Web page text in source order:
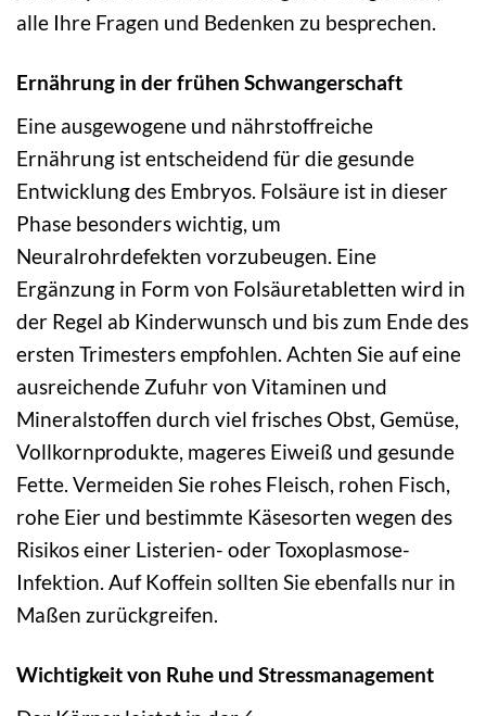
alle Ihre Fragen und Bedenken zu besprechen.
Ernährung in der frühen Schwangerschaft
Eine ausgewogene und nährstoffreiche
Ernährung ist entscheidend für die gesunde
Entwicklung des Embryos. Folsäure ist in dieser
Phase besonders wichtig, um
Neuralrohrdefekten vorzubeugen. Eine
Ergänzung in Form von Folsäuretabletten wird in
der Regel ab Kinderwunsch und bis zum Ende des
ersten Trimesters empfohlen. Achten Sie auf eine
ausreichende Zufuhr von Vitaminen und
Mineralstoffen durch viel frisches Obst, Gemüse,
Vollkornprodukte, mageres Eiweiß und gesunde
Fette. Vermeiden Sie rohes Fleisch, rohen Fisch,
rohe Eier und bestimmte Käsesorten wegen des
Risikos einer Listerien- oder Toxoplasmose-
Infektion. Auf Koffein sollten Sie ebenfalls nur in
Maßen zurückgreifen.
Wichtigkeit von Ruhe und Stressmanagement